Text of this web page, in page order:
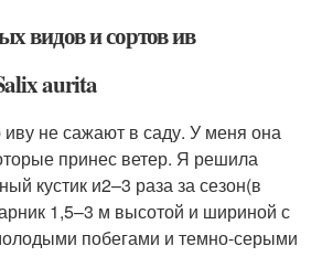
видов и сортов ив
aurita
не сажают в саду. У меня она
принес ветер. Я решила
кустик и2–3 раза за сезон(в
1,5–3 м высотой и шириной с
побегами и темно-серыми